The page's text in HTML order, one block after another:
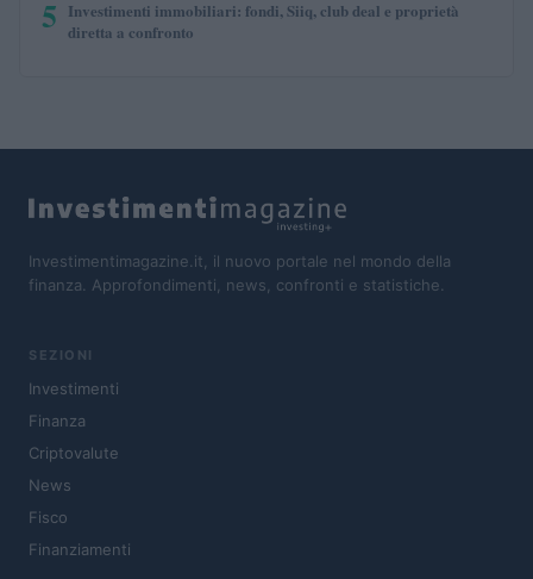
5 Investimenti immobiliari: fondi, Siiq, club deal e proprietà
diretta a confronto
Investimentimagazine.it, il nuovo portale nel mondo della
finanza. Approfondimenti, news, confronti e statistiche.
SEZIONI
Investimenti
Finanza
Criptovalute
News
Fisco
Finanziamenti